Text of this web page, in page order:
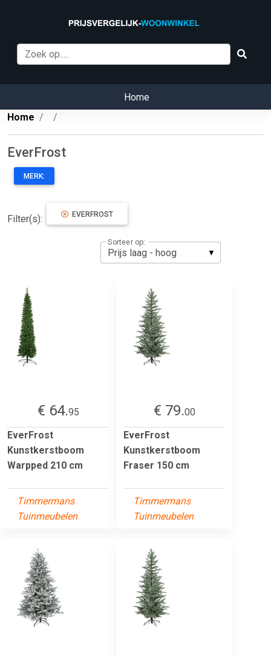
Home
Home
EverFrost
MERK:
Filter(s): EVERFROST
Sorteer op:
€ 64.95
EverFrost
Kunstkerstboom
Warpped 210 cm
Timmermans
Tuinmeubelen
€ 79.00
EverFrost
Kunstkerstboom
Fraser 150 cm
Timmermans
Tuinmeubelen